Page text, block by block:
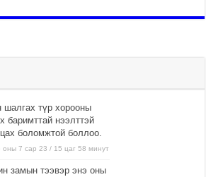
шалгах түр хорооны
баримттай нээлттэй
боломжтой боллоо.
оны 7 сар 23 / 15 цаг 58 минут
замын тээвэр энэ оны